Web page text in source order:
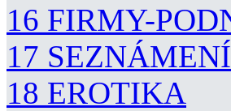
16 FIRMY-
17 SEZNÁMENÍ
18 EROTIKA